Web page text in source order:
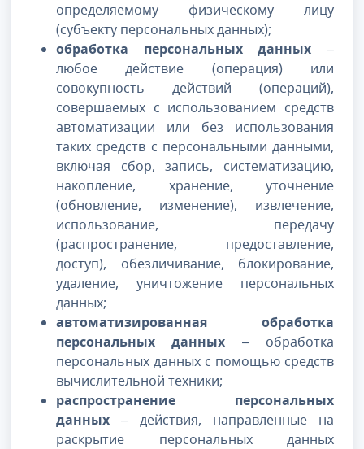
определяемому физическому лицу
(субъекту персональных данных);
обработка персональных данных –
любое действие (операция) или
совокупность действий (операций),
совершаемых с использованием средств
автоматизации или без использования
таких средств с персональными данными,
включая сбор, запись, систематизацию,
накопление, хранение, уточнение
(обновление, изменение), извлечение,
использование, передачу
(распространение, предоставление,
доступ), обезличивание, блокирование,
удаление, уничтожение персональных
данных;
автоматизированная обработка
персональных данных – обработка
персональных данных с помощью средств
вычислительной техники;
распространение персональных
данных – действия, направленные на
раскрытие персональных данных